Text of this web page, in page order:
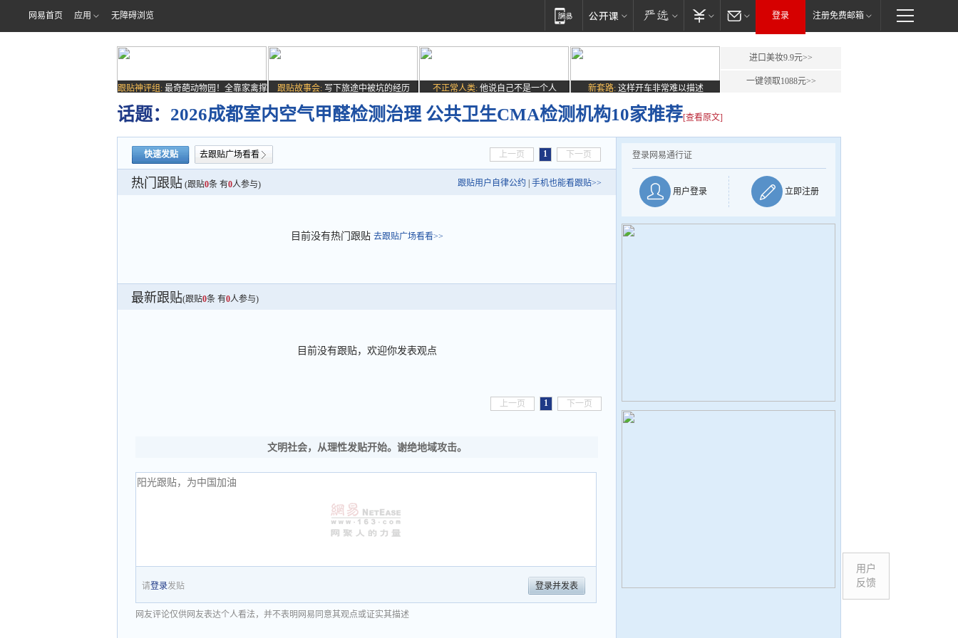
网易首页 应用 无障碍浏览 登录 注册免费邮箱
跟贴神评组: 最奇葩动物园！全靠家禽撑
跟贴故事会: 写下旅途中被坑的经历 不正常人类: 他说自己不是一个人 新套路: 这样开车非常难以描述
进口美妆9.9元>>
一键领取1088元>>
话题： 2026成都室内空气甲醛检测治理 公共卫生CMA检测机构10家推荐[查看原文]
快速发贴 去跟贴广场看看 上一页 1 下一页
热门跟贴 (跟贴0条 有0人参与) 跟贴用户自律公约 手机也能看跟贴>>
目前没有热门跟贴 去跟贴广场看看>>
最新跟贴(跟贴0条 有0人参与)
目前没有跟贴，欢迎你发表观点
上一页 1 下一页
文明社会，从理性发贴开始。谢绝地域攻击。
请登录发贴 登录并发表
网友评论仅供网友表达个人看法，并不表明网易同意其观点或证实其描述
登录网易通行证
用户登录 立即注册
用户
反馈